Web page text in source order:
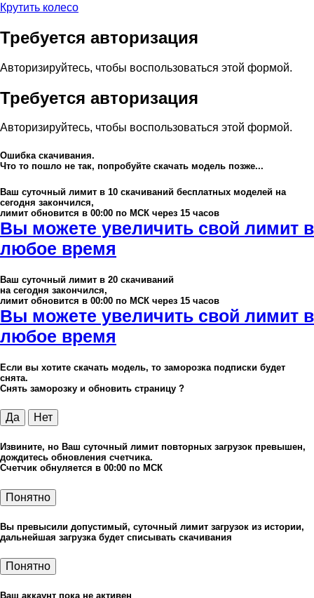
Крутить колесо
Требуется авторизация
Авторизируйтесь, чтобы воспользоваться этой формой.
Требуется авторизация
Авторизируйтесь, чтобы воспользоваться этой формой.
Ошибка скачивания.
Что то пошло не так, попробуйте скачать модель позже...
Ваш суточный лимит в 10 скачиваний бесплатных моделей на
сегодня закончился,
лимит обновится в 00:00 по МСК через 15 часов
Вы можете увеличить свой лимит в
любое время
Ваш суточный лимит в 20 скачиваний
на сегодня закончился,
лимит обновится в 00:00 по МСК через 15 часов
Вы можете увеличить свой лимит в
любое время
Если вы хотите скачать модель, то заморозка подписки будет
снята.
Снять заморозку и обновить страницу ?
Да Нет
Извините, но Ваш суточный лимит повторных загрузок превышен,
дождитесь обновления счетчика.
Счетчик обнуляется в 00:00 по МСК
Понятно
Вы превысили допустимый, суточный лимит загрузок из истории,
дальнейшая загрузка будет списывать скачивания
Понятно
Ваш аккаунт пока не активен